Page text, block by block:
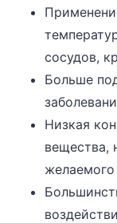
сосудов,
Больше
Низкая
вещества,
желаемого